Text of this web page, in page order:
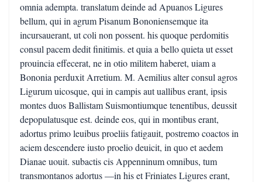
omnia adempta. translatum deinde ad Apuanos Ligures
bellum, qui in agrum Pisanum Bononiensemque ita
incursauerant, ut coli non possent. his quoque perdomitis
consul pacem dedit finitimis. et quia a bello quieta ut esset
prouincia effecerat, ne in otio militem haberet, uiam a
Bononia perduxit Arretium. M. Aemilius alter consul agros
Ligurum uicosque, qui in campis aut uallibus erant, ipsis
montes duos Ballistam Suismontiumque tenentibus, deussit
depopulatusque est. deinde eos, qui in montibus erant,
adortus primo leuibus proeliis fatigauit, postremo coactos in
aciem descendere iusto proelio deuicit, in quo et aedem
Dianae uouit. subactis cis Appenninum omnibus, tum
transmontanos adortus —in his et Friniates Ligures erant,